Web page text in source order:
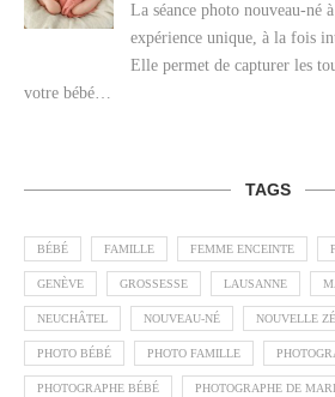
La séance photo nouveau-né
expérience unique, à la fois
Elle permet de capturer les
votre bébé…
TAGS
BÉBÉ FAMILLE FEMME ENCEINTE
GENÈVE GROSSESSE LAUSANNE
NEUCHÂTEL NOUVEAU-NÉ NOUVELLE
PHOTO BÉBÉ PHOTO FAMILLE
PHOTOGRAPHE BÉBÉ PHOTOGRAPHE DE